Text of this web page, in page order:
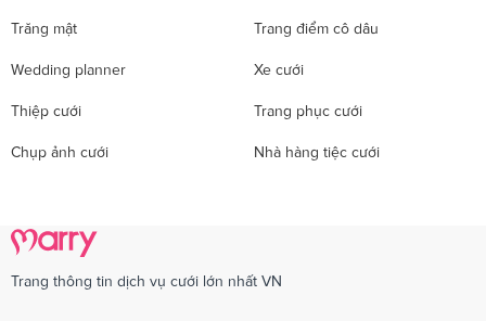
Trăng mật Trang điểm cô dâu
Wedding planner Xe cưới
Thiệp cưới Trang phục cưới
Chụp ảnh cưới Nhà hàng tiệc cưới
Trang thông tin dịch vụ cưới lớn nhất VN